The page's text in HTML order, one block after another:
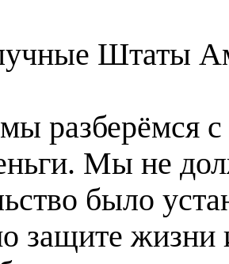
Штаты
разберёмся с
Мы не
было
защите жизни